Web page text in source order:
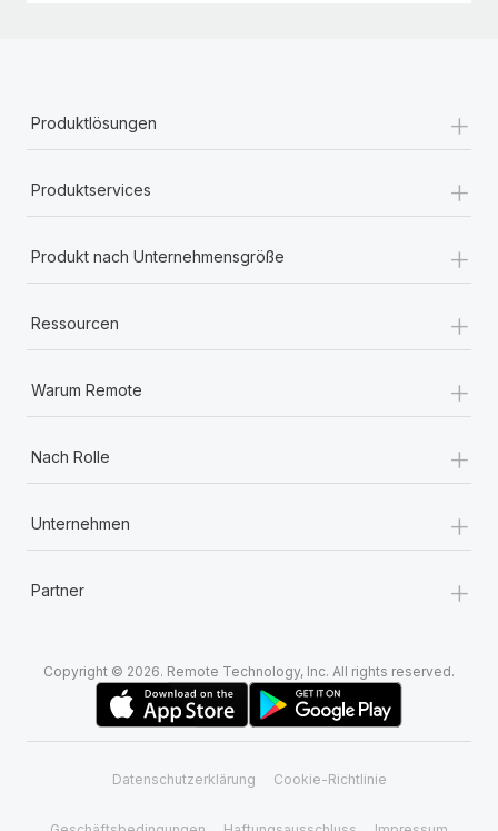
Produktlösungen +
Produktservices +
Produkt nach Unternehmensgröße +
Ressourcen +
Warum Remote +
Nach Rolle +
Unternehmen +
Partner +
Copyright © 2026. Remote Technology, Inc. All rights reserved.
Datenschutzerklärung Cookie-Richtlinie